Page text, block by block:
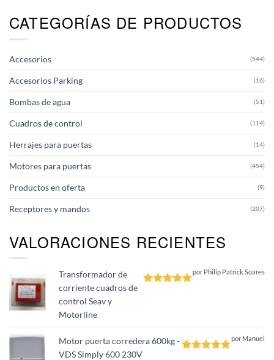
Las
opciones
la
producto
CATEGORÍAS DE PRODUCTOS
Accesorios (544)
Accesorios Parking (16)
Bombas de agua (51)
Cuadros de control (114)
Herrajes para puertas (14)
Motores para puertas (454)
Productos en oferta (9)
Receptores y mandos (207)
VALORACIONES RECIENTES
Transformador de
corriente cuadros de
control Seav y
Motorline
por Philip Patrick Soares
Motor puerta corredera 600kg -
VDS Simply 600 230V
por Manuel